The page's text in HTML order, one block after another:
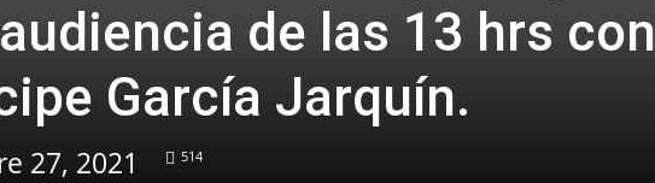
de las 13 hrs con
García Jarquín.
27, 2021 514